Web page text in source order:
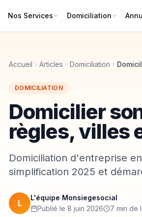
Nos Services Domiciliation
Accueil Articles Domiciliation
DOMICILIATION
Domicilier
règles, villes
Domiciliation d'entreprise
simplification 2025 et
L
L'équipe Monsiegesocial
Publié le 8 juin 2026
7 min de